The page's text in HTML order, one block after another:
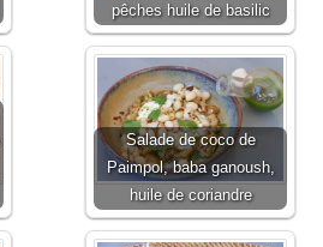
pêches huile de basilic
Salade de coco de
Paimpol, baba ganoush,
huile de coriandre